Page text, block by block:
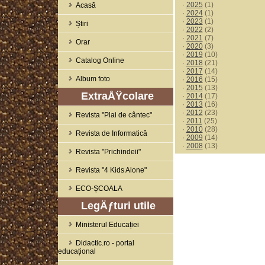
Acasă
Știri
Orar
Catalog Online
Album foto
ExtraÅŸcolare
Revista "Plai de cântec"
Revista de Informatică
Revista "Prichindeii"
Revista "4 Kids Alone"
ECO-ȘCOALA
LegÄƒturi utile
Ministerul Educației
Didactic.ro - portal
educațional
· 2025 (1)
· 2024(1)
· 2023 (1)
· 2022 (2)
· 2021 (7)
· 2020(3)
· 2019 (10)
· 2018 (21)
· 2017 (14)
· 2016 (15)
· 2015 (13)
· 2014(17)
· 2013 (16)
· 2012 (23)
· 2011 (25)
· 2010(28)
· 2009 (14)
· 2008 (13)